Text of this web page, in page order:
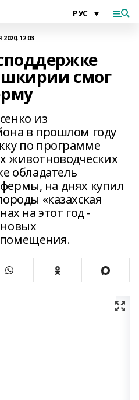
12:03
смог
из
в прошлом году
по программе
животноводческих
обладатель
на днях купил
«казахская
на этот год -